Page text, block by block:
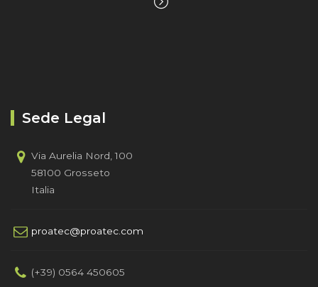
Sede Legal
Via Aurelia Nord, 100
58100 Grosseto
Italia
proatec@proatec.com
(+39) 0564 450605